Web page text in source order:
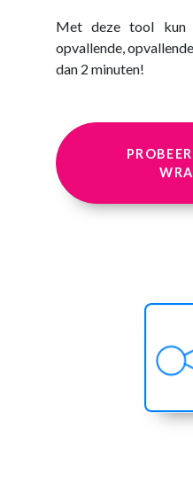
Met deze tool kun
opvallende,
dan 2 minuten!